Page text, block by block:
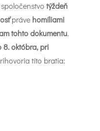
týždeň
práve homíliami
tohto dokumentu.
8. októbra, pri
títo bratia: